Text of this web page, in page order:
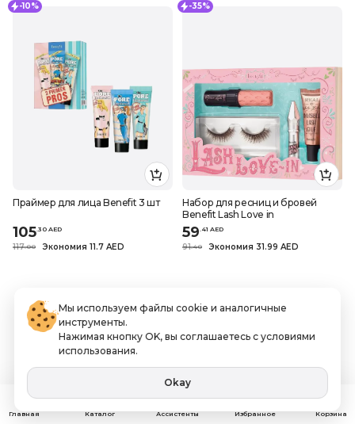
-10%
Праймер для лица Benefit 3 шт
105.30 AED
117.00 Экономия 11.7 AED
-35%
Набор для ресниц и бровей
Benefit Lash Love in
59.41 AED
91.40 Экономия 31.99 AED
Главная Каталог Ассистенты Избранное Корзина
Мы используем файлы cookie и аналогичные
инструменты.
Нажимая кнопку OK, вы соглашаетесь с условиями
использования.
Okay